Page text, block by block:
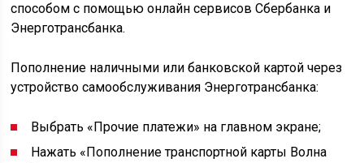
способом с помощью онлайн сервисов Сбербанка и
Энерготрансбанка.
Пополнение наличными или банковской картой через
устройство самообслуживания Энерготрансбанка:
Выбрать «Прочие платежи» на главном экране;
Нажать «Пополнение транспортной карты Волна